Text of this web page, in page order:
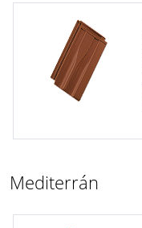
Mediterrán